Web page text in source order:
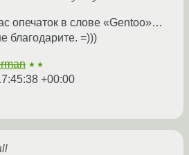
опечаток в слове «Gentoo»…
благодарите. =)))
★★
+00:00